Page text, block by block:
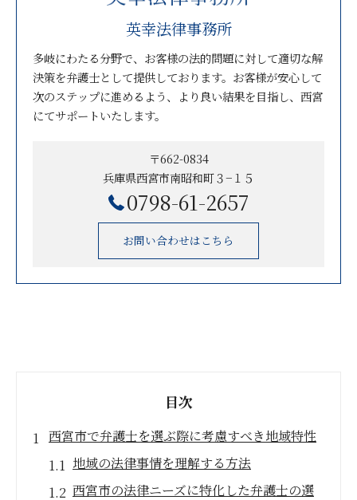
英幸法律事務所
多岐にわたる分野で、お客様の法的問題に対して適切な解
決策を弁護士として提供しております。お客様が安心して
次のステップに進めるよう、より良い結果を目指し、西宮
にてサポートいたします。
〒662-0834
兵庫県西宮市南昭和町３−１５
0798-61-2657
お問い合わせはこちら
目次
西宮市で弁護士を選ぶ際に考慮すべき地域特性
地域の法律事情を理解する方法
西宮市の法律ニーズに特化した弁護士の選